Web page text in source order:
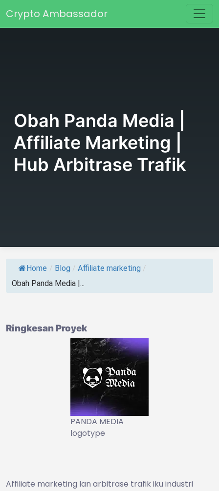
Main Navigation
Crypto Ambassador
Obah Panda Media |
Affiliate Marketing |
Hub Arbitrase Trafik
Home / Blog / Affiliate marketing /
Obah Panda Media |...
Ringkesan Proyek
PANDA MEDIA
logotype
Affiliate marketing lan arbitrase trafik iku industri